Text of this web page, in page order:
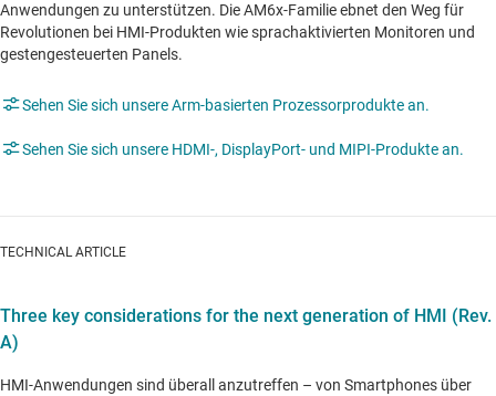
Anwendungen zu unterstützen. Die AM6x-Familie ebnet den Weg für
Revolutionen bei HMI-Produkten wie sprachaktivierten Monitoren und
gestengesteuerten Panels.
Sehen Sie sich unsere Arm-basierten Prozessorprodukte an.
Sehen Sie sich unsere HDMI-, DisplayPort- und MIPI-Produkte an.
TECHNICAL ARTICLE
Three key considerations for the next generation of HMI (Rev.
A)
HMI-Anwendungen sind überall anzutreffen – von Smartphones über